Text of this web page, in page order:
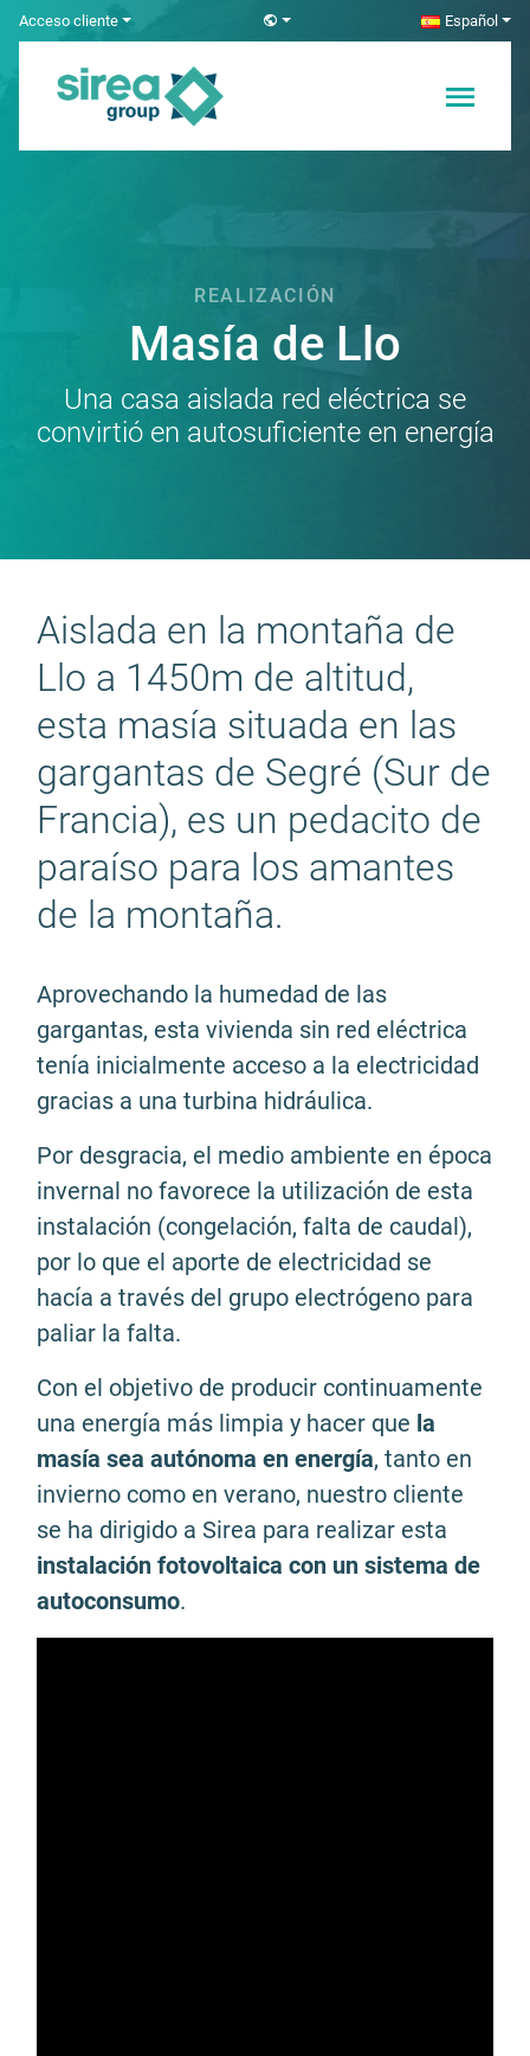
SkipAcceso cliente Español
Soluciones en
Electricidad y
REALIZACIÓN
Masía de Llo
Una casa aislada red eléctrica se
convirtió en autosuficiente en energía
Aislada en la montaña de
Llo a 1450m de altitud,
esta masía situada en las
gargantas de Segré (Sur de
Francia), es un pedacito de
paraíso para los amantes
de la montaña.
Aprovechando la humedad de las
gargantas, esta vivienda sin red eléctrica
tenía inicialmente acceso a la electricidad
gracias a una turbina hidráulica.
Por desgracia, el medio ambiente en época
invernal no favorece la utilización de esta
instalación (congelación, falta de caudal),
por lo que el aporte de electricidad se
hacía a través del grupo electrógeno para
paliar la falta.
Con el objetivo de producir continuamente
una energía más limpia y hacer que la
masía sea autónoma en energía, tanto en
invierno como en verano, nuestro cliente
se ha dirigido a Sirea para realizar esta
instalación fotovoltaica con un sistema de
autoconsumo.